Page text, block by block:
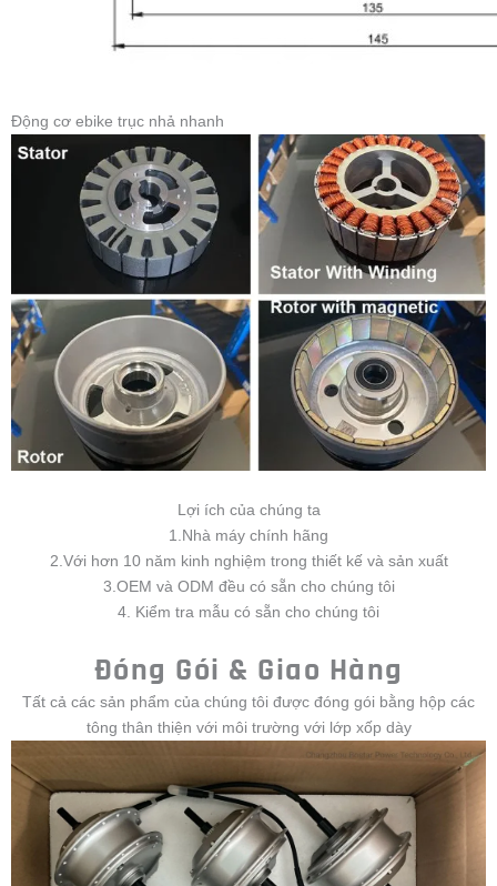
Động cơ ebike trục nhả nhanh
Lợi ích của chúng ta
1.Nhà máy chính hãng
2.Với hơn 10 năm kinh nghiệm trong thiết kế và sản xuất
3.OEM và ODM đều có sẵn cho chúng tôi
4. Kiểm tra mẫu có sẵn cho chúng tôi
Đóng Gói & Giao Hàng
Tất cả các sản phẩm của chúng tôi được đóng gói bằng hộp các
tông thân thiện với môi trường với lớp xốp dày